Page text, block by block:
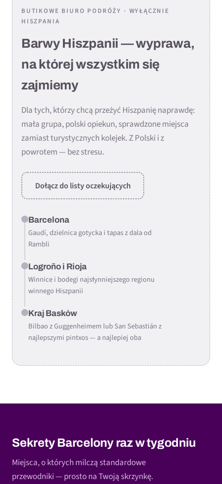
BUTIKOWE BIURO PODRÓŻY · WYŁĄCZNIE
HISZPANIA
Barwy Hiszpanii — wyprawa,
na której wszystkim się
zajmiemy
Dla tych, którzy chcą przeżyć Hiszpanię naprawdę:
mała grupa, polski opiekun, sprawdzone miejsca
zamiast turystycznych kolejek. Z Polski i z
powrotem — bez stresu.
Dołącz do listy oczekujących
Barcelona
Gaudí, dzielnica gotycka i tapas z dala od
Rambli
Logroño i Rioja
Winnice i bodegi najsłynniejszego regionu
winnego Hiszpanii
Kraj Basków
Bilbao z Guggenheimem lub San Sebastián z
najlepszymi pintxos — a najlepiej oba
Sekrety Barcelony raz w tygodniu
Miejsca, o których milczą standardowe
przewodniki — prosto na Twoją skrzynkę.